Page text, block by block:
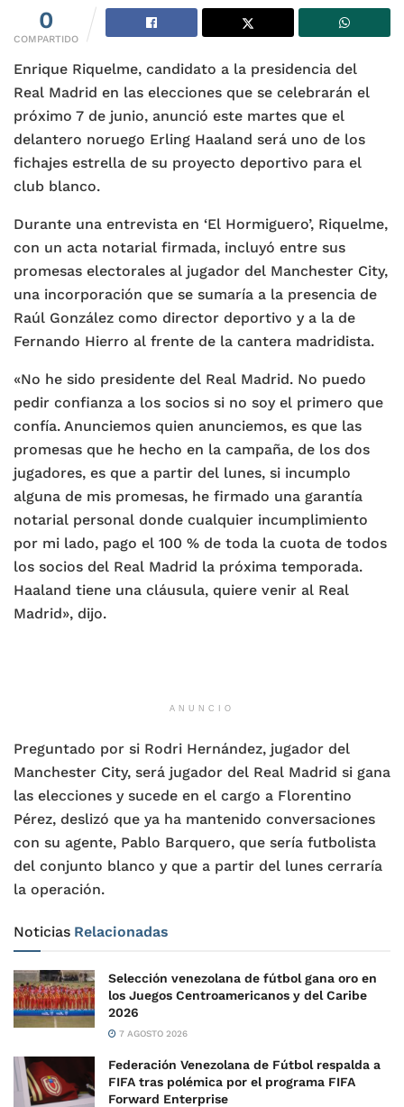
0
COMPARTIDO
Enrique Riquelme, candidato a la presidencia del
Real Madrid en las elecciones que se celebrarán el
próximo 7 de junio, anunció este martes que el
delantero noruego Erling Haaland será uno de los
fichajes estrella de su proyecto deportivo para el
club blanco.
Durante una entrevista en ‘El Hormiguero’, Riquelme,
con un acta notarial firmada, incluyó entre sus
promesas electorales al jugador del Manchester City,
una incorporación que se sumaría a la presencia de
Raúl González como director deportivo y a la de
Fernando Hierro al frente de la cantera madridista.
«No he sido presidente del Real Madrid. No puedo
pedir confianza a los socios si no soy el primero que
confía. Anunciemos quien anunciemos, es que las
promesas que he hecho en la campaña, de los dos
jugadores, es que a partir del lunes, si incumplo
alguna de mis promesas, he firmado una garantía
notarial personal donde cualquier incumplimiento
por mi lado, pago el 100 % de toda la cuota de todos
los socios del Real Madrid la próxima temporada.
Haaland tiene una cláusula, quiere venir al Real
Madrid», dijo.
ANUNCIO
Preguntado por si Rodri Hernández, jugador del
Manchester City, será jugador del Real Madrid si gana
las elecciones y sucede en el cargo a Florentino
Pérez, deslizó que ya ha mantenido conversaciones
con su agente, Pablo Barquero, que sería futbolista
del conjunto blanco y que a partir del lunes cerraría
la operación.
Noticias Relacionadas
Selección venezolana de fútbol gana oro en
los Juegos Centroamericanos y del Caribe
2026
7 AGOSTO 2026
Federación Venezolana de Fútbol respalda a
FIFA tras polémica por el programa FIFA
Forward Enterprise